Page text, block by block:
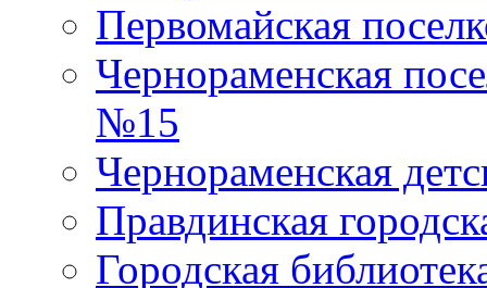
Первомайская
Чернораменская
№15
Чернораменская
Правдинская
Городская